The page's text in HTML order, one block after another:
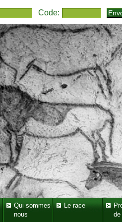
Code:
Qui sommes
nous
Le race